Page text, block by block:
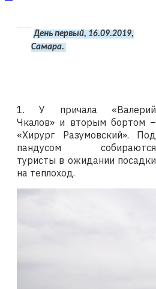
День первый, 16.09.2019,
Самара.
1. У причала «Валерий
Чкалов» и вторым бортом –
«Хирург Разумовский». Под
пандусом собираются
туристы в ожидании посадки
на теплоход.